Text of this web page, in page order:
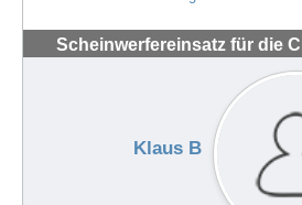
Scheinwerfereinsatz für die
Klaus B